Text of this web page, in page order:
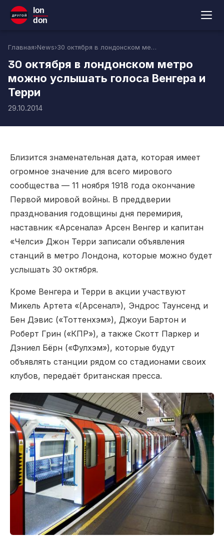
ДРУГОЙ
lon
don
Главная›News› 30 октября в лондонском метро можно услышать голоса Венгера и Терри
30 октября в лондонском метро
можно услышать голоса Венгера и
Терри
29.10.2014
Близится знаменательная дата, которая имеет
огромное значение для всего мирового
сообщества — 11 ноября 1918 года окончание
Первой мировой войны. В преддверии
празднования годовщины дня перемирия,
наставник «Арсенала» Арсен Венгер и капитан
«Челси» Джон Терри записали объявления
станций в метро Лондона, которые можно будет
услышать 30 октября.
Кроме Венгера и Терри в акции участвуют
Микель Артета «(Арсенал»), Эндрос Таунсенд и
Бен Дэвис («Тоттенхэм»), Джоуи Бартон и
Роберт Грин («КПР»), а также Скотт Паркер и
Дэниел Бёрн («Фулхэм»), которые будут
объявлять станции рядом со стадионами своих
клубов, передаёт британская пресса.